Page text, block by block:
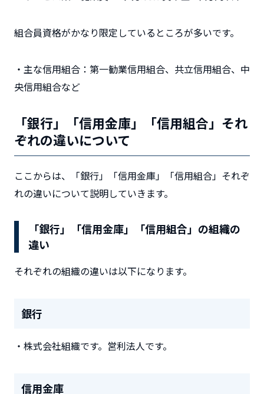
組合員資格がかなり限定しているところが多いです。
・主な信用組合：第一勧業信用組合、共立信用組合、中
央信用組合など
「銀行」「信用金庫」「信用組合」それ
ぞれの違いについて
ここからは、「銀行」「信用金庫」「信用組合」それぞ
れの違いについて説明していきます。
「銀行」「信用金庫」「信用組合」の組織の
違い
それぞれの組織の違いは以下になります。
銀行
・株式会社組織です。営利法人です。
信用金庫